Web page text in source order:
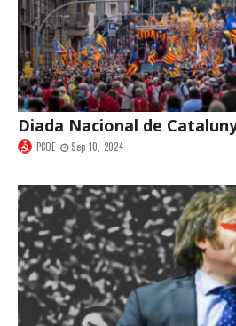
Diada Nacional de
PCOE Sep 10, 2024